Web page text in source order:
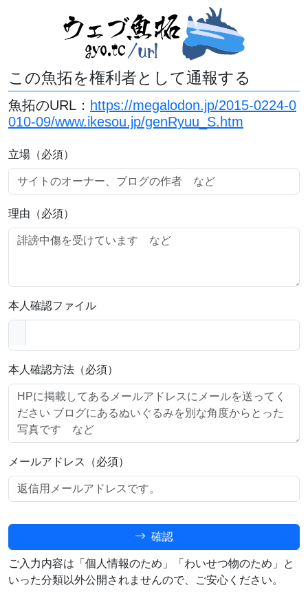
この魚拓を権利者として通報する
魚拓のURL： https://megalodon.jp/2015-0224-0
010-09/www.ikesou.jp/genRyuu_S.htm
立場（必須）
理由（必須）
本人確認ファイル
本人確認方法（必須）
メールアドレス（必須）
確認
ご入力内容は「個人情報のため」「わいせつ物のため」と
いった分類以外公開されませんので、ご安心ください。